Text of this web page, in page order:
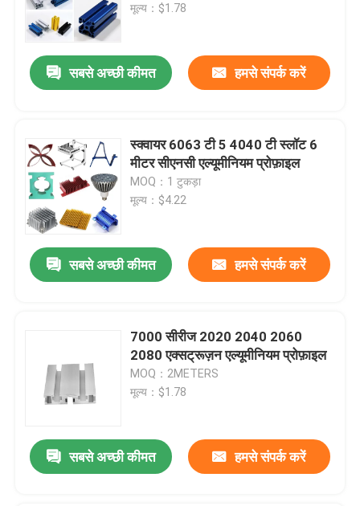
मूल्य：$1.78
सबसे अच्छी कीमत हमसे संपर्क करें
स्क्वायर 6063 टी 5 4040 टी स्लॉट 6
मीटर सीएनसी एल्यूमीनियम प्रोफ़ाइल
MOQ：1 टुकड़ा
मूल्य：$4.22
सबसे अच्छी कीमत हमसे संपर्क करें
7000 सीरीज 2020 2040 2060
2080 एक्सट्रूज़न एल्यूमीनियम प्रोफ़ाइल
MOQ：2METERS
मूल्य：$1.78
सबसे अच्छी कीमत हमसे संपर्क करें